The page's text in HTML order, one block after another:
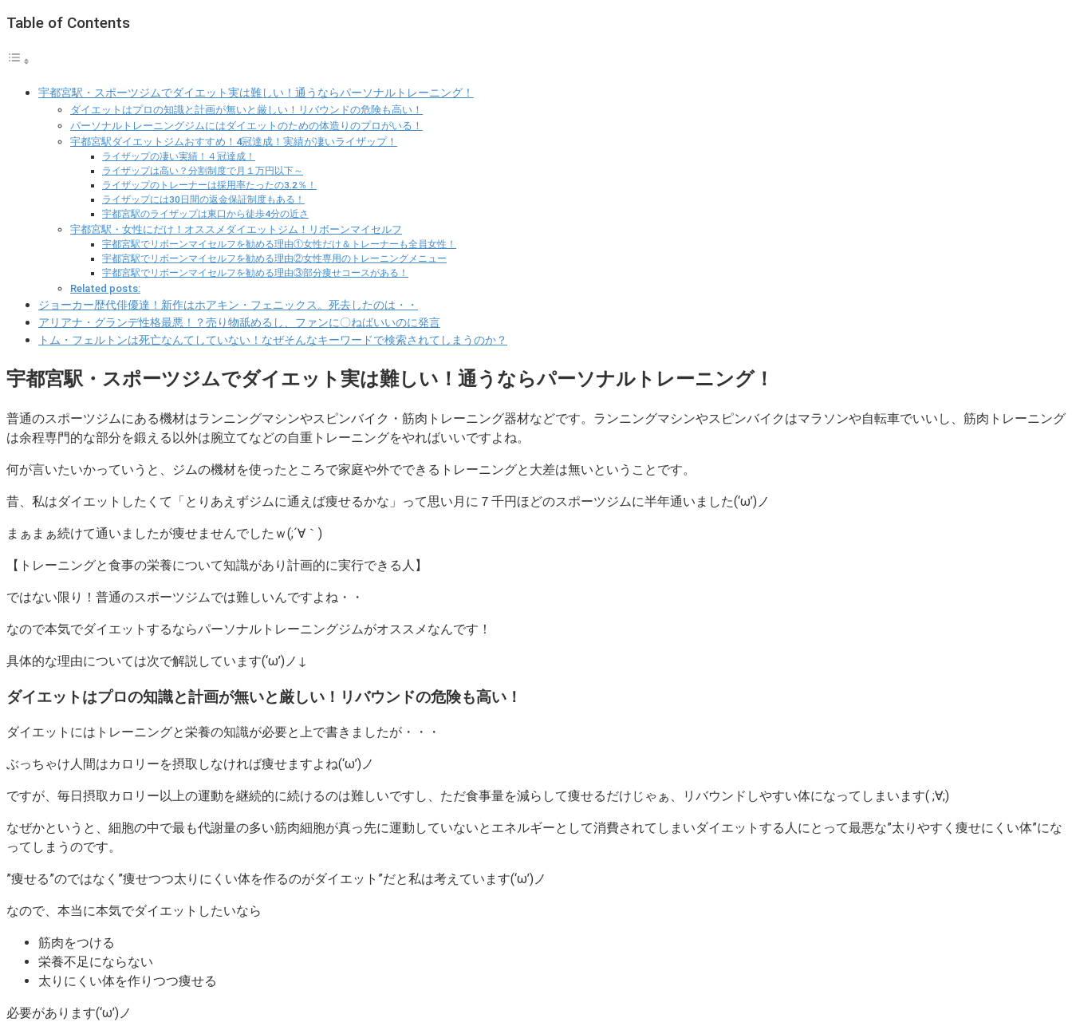
Table of Contents
宇都宮駅・スポーツジムでダイエット実は難しい！通うならパーソナルトレーニング！
ダイエットはプロの知識と計画が無いと厳しい！リバウンドの危険も高い！
パーソナルトレーニングジムにはダイエットのための体造りのプロがいる！
宇都宮駅ダイエットジムおすすめ！4冠達成！実績が凄いライザップ！
ライザップの凄い実績！４冠達成！
ライザップは高い？分割制度で月１万円以下～
ライザップのトレーナーは採用率たったの3.2％！
ライザップには30日間の返金保証制度もある！
宇都宮駅のライザップは東口から徒歩4分の近さ
宇都宮駅・女性にだけ！オススメダイエットジム！リボーンマイセルフ
宇都宮駅でリボーンマイセルフを勧める理由①女性だけ＆トレーナーも全員女性！
宇都宮駅でリボーンマイセルフを勧める理由②女性専用のトレーニングメニュー
宇都宮駅でリボーンマイセルフを勧める理由③部分痩せコースがある！
Related posts:
ジョーカー歴代俳優達！新作はホアキン・フェニックス。死去したのは・・
アリアナ・グランデ性格最悪！？売り物舐めるし、ファンに〇ねばいいのに発言
トム・フェルトンは死亡なんてしていない！なぜそんなキーワードで検索されてしまうのか？
宇都宮駅・スポーツジムでダイエット実は難しい！通うならパーソナルトレーニング！
普通のスポーツジムにある機材はランニングマシンやスピンバイク・筋肉トレーニング器材などです。ランニングマシンやスピンバイクはマラソンや自転車でいいし、筋肉トレーニング
は余程専門的な部分を鍛える以外は腕立てなどの自重トレーニングをやればいいですよね。
何が言いたいかっていうと、ジムの機材を使ったところで家庭や外でできるトレーニングと大差は無いということです。
昔、私はダイエットしたくて「とりあえずジムに通えば痩せるかな」って思い月に７千円ほどのスポーツジムに半年通いました(‘ω’)ノ
まぁまぁ続けて通いましたが痩せませんでしたｗ(;´∀｀)
【トレーニングと食事の栄養について知識があり計画的に実行できる人】
ではない限り！普通のスポーツジムでは難しいんですよね・・
なので本気でダイエットするならパーソナルトレーニングジムがオススメなんです！
具体的な理由については次で解説しています(‘ω’)ノ↓
ダイエットはプロの知識と計画が無いと厳しい！リバウンドの危険も高い！
ダイエットにはトレーニングと栄養の知識が必要と上で書きましたが・・・
ぶっちゃけ人間はカロリーを摂取しなければ痩せますよね(‘ω’)ノ
ですが、毎日摂取カロリー以上の運動を継続的に続けるのは難しいですし、ただ食事量を減らして痩せるだけじゃぁ、リバウンドしやすい体になってしまいます( ;∀;)
なぜかというと、細胞の中で最も代謝量の多い筋肉細胞が真っ先に運動していないとエネルギーとして消費されてしまいダイエットする人にとって最悪な”太りやすく痩せにくい体”にな
ってしまうのです。
”痩せる”のではなく”痩せつつ太りにくい体を作るのがダイエット”だと私は考えています(‘ω’)ノ
なので、本当に本気でダイエットしたいなら
筋肉をつける
栄養不足にならない
太りにくい体を作りつつ痩せる
必要があります(‘ω’)ノ